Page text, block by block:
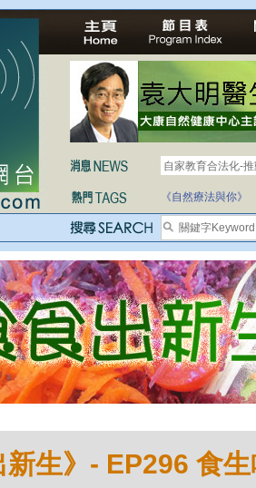
自家教育合法化-
《自然療法與你》
新生》- EP296 食